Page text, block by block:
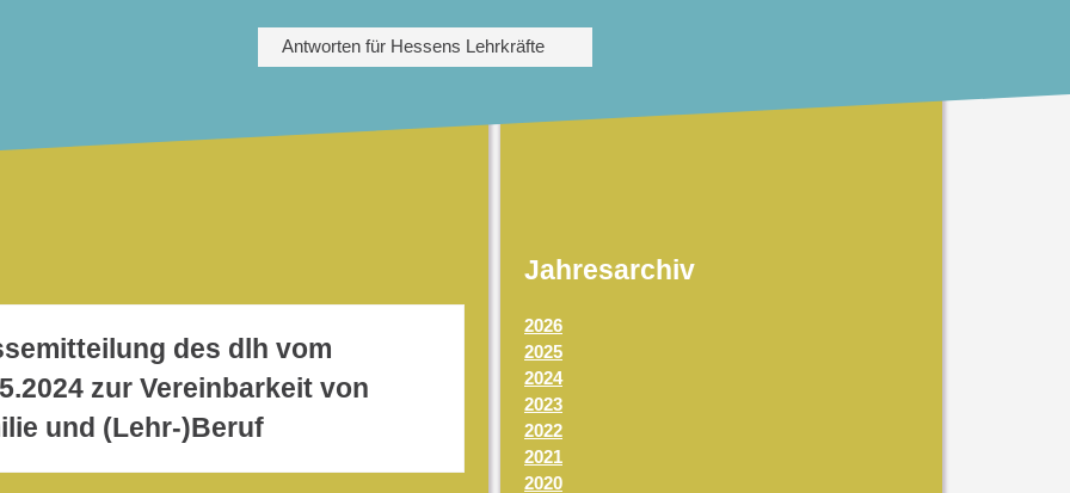
Antworten für Hessens Lehrkräfte
des dlh vom
zur Vereinbarkeit von
und (Lehr-)Beruf
Jahresarchiv
2026
2025
2024
2023
2022
2021
2020